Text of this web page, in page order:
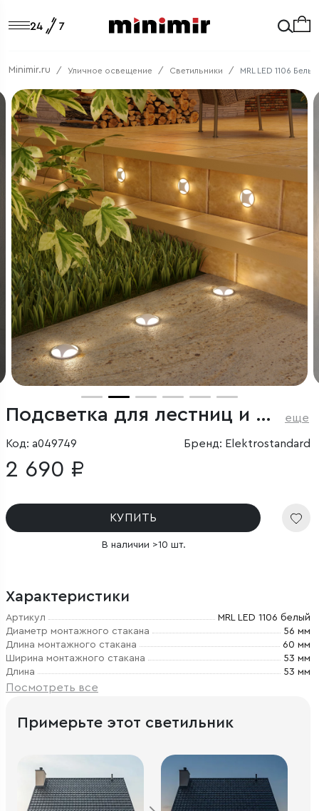
Minimir.ru Уличное освещение Светильники MRL LED 1106 Белый
Подсветка для лестниц и дорожек еще
Код: a049749 Бренд: Elektrostandard
2 690 ₽
КУПИТЬ
В наличии >10 шт.
Характеристики
Артикул
MRL LED 1106 белый
Диаметр монтажного стакана
56 мм
Длина монтажного стакана
60 мм
Ширина монтажного стакана
53 мм
Длина
53 мм
Посмотреть все
Примерьте этот светильник